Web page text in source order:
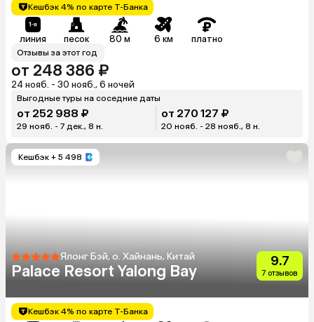
Кешбэк 4% по карте Т-Банка
линия песок 80 м 6 км платно
Отзывы за этот год
от 248 386 ₽
24 нояб. - 30 нояб., 6 ночей
Выгодные туры на соседние даты
от 252 988 ₽
29 нояб. - 7 дек., 8 н.
от 270 127 ₽
20 нояб. - 28 нояб., 8 н.
Кешбэк + 5 498
Ялонг Бэй, о. Хайнань, Китай
Palace Resort Yalong Bay
9.7
7 отзывов
Кешбэк 4% по карте Т-Банка